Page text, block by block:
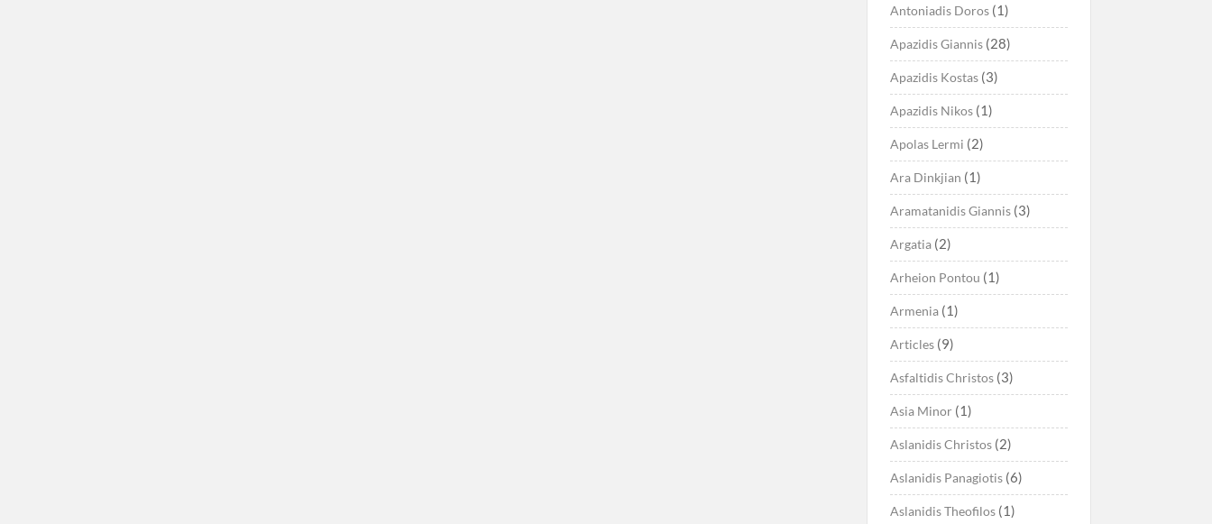
Antoniadis Doros(1)
Apazidis Giannis(28)
Apazidis Kostas(3)
Apazidis Nikos(1)
Apolas Lermi (2)
Ara Dinkjian (1)
Aramatanidis Giannis(3)
Argatia(2)
Arheion Pontou (1)
Armenia(1)
Articles(9)
Asfaltidis Christos(3)
Asia Minor(1)
Aslanidis Christos(2)
Aslanidis Panagiotis(6)
Aslanidis Theofilos(1)